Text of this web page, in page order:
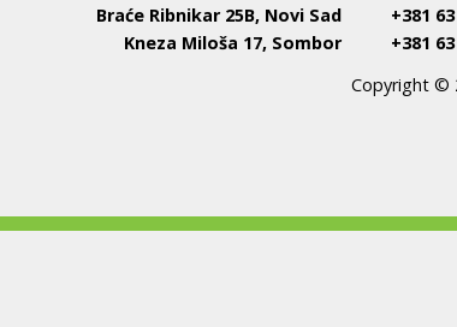
Braće Ribnikar 25B, Novi Sad
Kneza Miloša 17, Sombor
+381
+381
Copyright ©